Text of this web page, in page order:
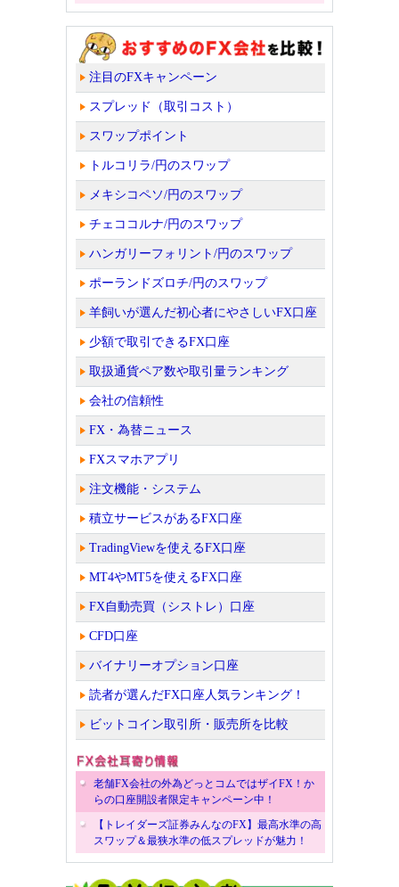
注目のFXキャンペーン
スプレッド（取引コスト）
スワップポイント
トルコリラ/円のスワップ
メキシコペソ/円のスワップ
チェココルナ/円のスワップ
ハンガリーフォリント/円のスワップ
ポーランドズロチ/円のスワップ
羊飼いが選んだ初心者にやさしいFX口座
少額で取引できるFX口座
取扱通貨ペア数や取引量ランキング
会社の信頼性
FX・為替ニュース
FXスマホアプリ
注文機能・システム
積立サービスがあるFX口座
TradingViewを使えるFX口座
MT4やMT5を使えるFX口座
FX自動売買（シストレ）口座
CFD口座
バイナリーオプション口座
読者が選んだFX口座人気ランキング！
ビットコイン取引所・販売所を比較
老舗FX会社の外為どっとコムではザイFX！か
らの口座開設者限定キャンペーン中！
【トレイダーズ証券みんなのFX】最高水準の高
スワップ＆最狭水準の低スプレッドが魅力！